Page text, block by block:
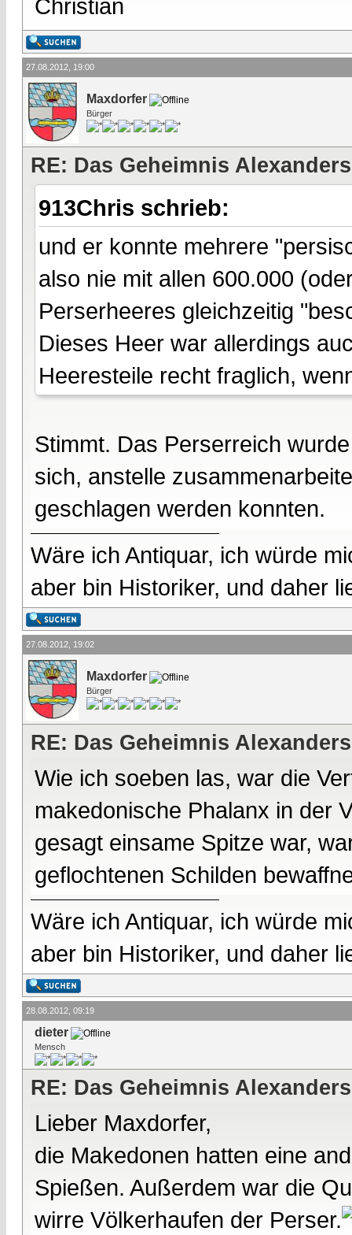
Christian
27.08.2012, 19:00
Maxdorfer
Bürger
RE: Das Geheimnis Alexanders
913Chris schrieb:
und er konnte mehrere
also nie mit allen 600.000
Perserheeres gleichzeitig
Dieses Heer war allerdings
Heeresteile recht fraglich,
Stimmt. Das Perserreich
sich, anstelle
geschlagen werden konnten.
Wäre ich Antiquar, ich würde
aber bin Historiker, und daher
27.08.2012, 19:02
Maxdorfer
Bürger
RE: Das Geheimnis Alexanders
Wie ich soeben las, war die
makedonische Phalanx in der
gesagt einsame Spitze war,
geflochtenen Schilden
Wäre ich Antiquar, ich würde
aber bin Historiker, und daher
28.08.2012, 09:19
dieter
Mensch
RE: Das Geheimnis Alexanders
Lieber Maxdorfer,
die Makedonen hatten eine
Spießen. Außerdem war die
wirre Völkerhaufen der Perser.